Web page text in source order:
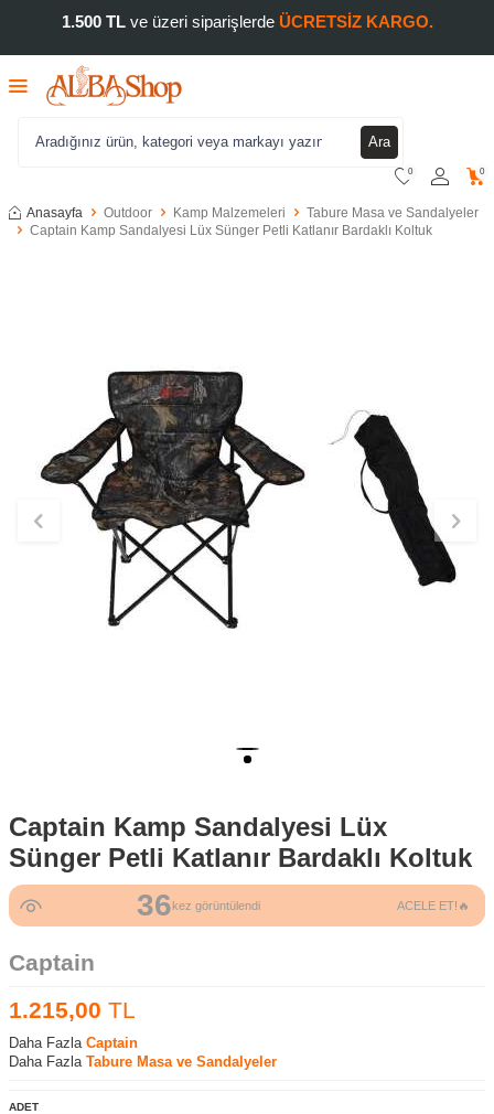
1.500 TLve üzeri siparişlerde ÜCRETSİZ KARGO.
Ara
0 0
Anasayfa Outdoor Kamp Malzemeleri
Tabure Masa ve Sandalyeler
Captain Kamp Sandalyesi Lüx Sünger Petli Katlanır Bardaklı Koltuk
Captain Kamp Sandalyesi Lüx
Sünger Petli Katlanır Bardaklı Koltuk
36kez görüntülendi ACELE ET!🔥
Captain
1.215,00 TL
Daha Fazla Captain
Daha Fazla Tabure Masa ve Sandalyeler
ADET